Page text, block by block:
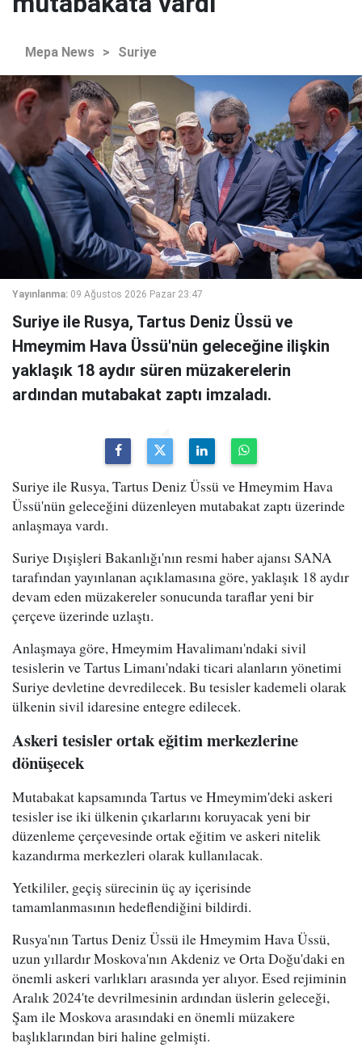
Mepa News > Suriye
Yayınlanma: 09 Ağustos 2026 Pazar 23:47
Suriye ile Rusya, Tartus Deniz Üssü ve
Hmeymim Hava Üssü'nün geleceğine ilişkin
yaklaşık 18 aydır süren müzakerelerin
ardından mutabakat zaptı imzaladı.
Suriye ile Rusya, Tartus Deniz Üssü ve Hmeymim Hava
Üssü'nün geleceğini düzenleyen mutabakat zaptı üzerinde
anlaşmaya vardı.
Suriye Dışişleri Bakanlığı'nın resmi haber ajansı SANA
tarafından yayınlanan açıklamasına göre, yaklaşık 18 aydır
devam eden müzakereler sonucunda taraflar yeni bir
çerçeve üzerinde uzlaştı.
Anlaşmaya göre, Hmeymim Havalimanı'ndaki sivil
tesislerin ve Tartus Limanı'ndaki ticari alanların yönetimi
Suriye devletine devredilecek. Bu tesisler kademeli olarak
ülkenin sivil idaresine entegre edilecek.
Askeri tesisler ortak eğitim merkezlerine
dönüşecek
Mutabakat kapsamında Tartus ve Hmeymim'deki askeri
tesisler ise iki ülkenin çıkarlarını koruyacak yeni bir
düzenleme çerçevesinde ortak eğitim ve askeri nitelik
kazandırma merkezleri olarak kullanılacak.
Yetkililer, geçiş sürecinin üç ay içerisinde
tamamlanmasının hedeflendiğini bildirdi.
Rusya'nın Tartus Deniz Üssü ile Hmeymim Hava Üssü,
uzun yıllardır Moskova'nın Akdeniz ve Orta Doğu'daki en
önemli askeri varlıkları arasında yer alıyor. Esed rejiminin
Aralık 2024'te devrilmesinin ardından üslerin geleceği,
Şam ile Moskova arasındaki en önemli müzakere
başlıklarından biri haline gelmişti.